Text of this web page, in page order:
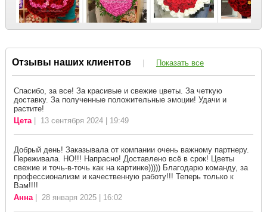
Отзывы наших клиентов | Показать все
Спасибо, за все! За красивые и свежие цветы. За четкую
доставку. За полученные положительные эмоции! Удачи и
растите!
Цета| 13 сентября 2024 | 19:49
Добрый день! Заказывала от компании очень важному партнеру.
Переживала. НО!!! Напрасно! Доставлено всё в срок! Цветы
свежие и точь-в-точь как на картинке))))) Благодарю команду, за
профессионализм и качественную работу!!! Теперь только к
Вам!!!!
Анна| 28 января 2025 | 16:02